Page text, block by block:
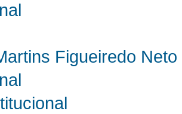
Figueiredo Neto